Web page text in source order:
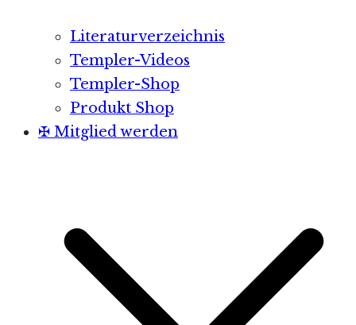
Literaturverzeichnis
Templer-Videos
Templer-Shop
Produkt Shop
✠ Mitglied werden